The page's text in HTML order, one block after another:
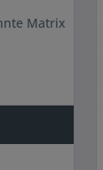
Matrix